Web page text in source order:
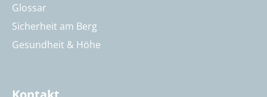
Glossar
Sicherheit am Berg
Gesundheit & Höhe